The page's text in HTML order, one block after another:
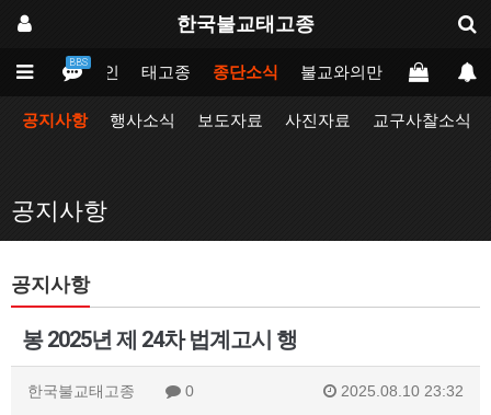
한국불교태고종
BBS
메인 태고종 종단소식 불교와의만남 업무포털
공지사항 행사소식 보도자료 사진자료 교구사찰소식
공지사항
공지사항
봉 2025년 제 24차 법계고시 행
한국불교태고종 0 2025.08.10 23:32